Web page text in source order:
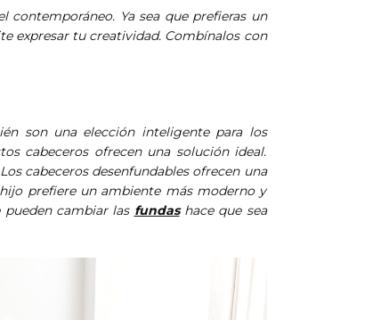
Ya sea que prefieras un
expresar tu creatividad. Combínalos con
son una elección inteligente para los
cabeceros ofrecen una solución ideal.
cabeceros desenfundables ofrecen una
prefiere un ambiente más moderno y
cambiar las fundashace que sea